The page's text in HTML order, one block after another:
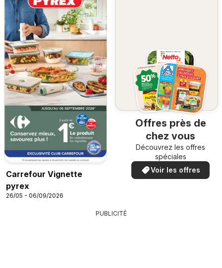
Carrefour Vignette
pyrex
26/05 - 06/09/2026
Offres près de
chez vous
Découvrez les offres
spéciales
Voir les offres
PUBLICITÉ